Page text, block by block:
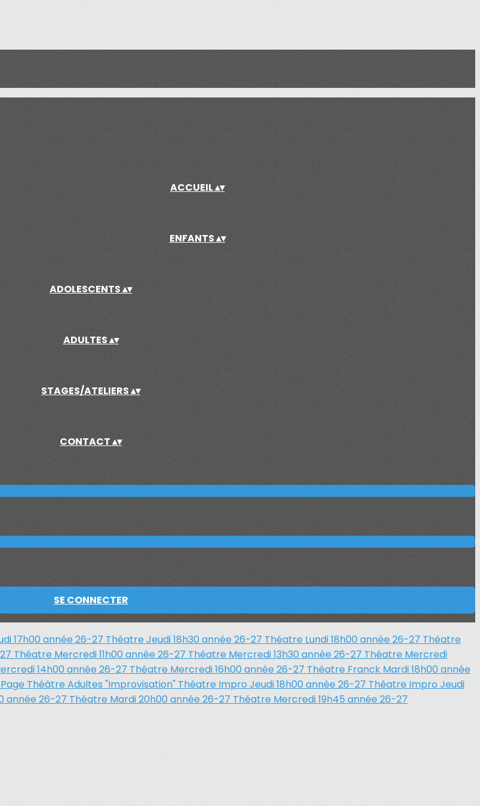
ACCUEIL▴▾
ENFANTS▴▾
ADOLESCENTS▴▾
ADULTES▴▾
STAGES/ATELIERS▴▾
CONTACT▴▾
SE CONNECTER
17h00 année 26-27 Théatre Jeudi 18h30 année 26-27 Théatre Lundi 18h00 année 26-27 Théatre
Théatre Mercredi 11h00 année 26-27 Théatre Mercredi 13h30 année 26-27 Théatre Mercredi
14h00 année 26-27 Théatre Mercredi 16h00 année 26-27 Théatre Franck Mardi 18h00 année
Page Théâtre Adultes "Improvisation" Théatre Impro Jeudi 18h00 année 26-27 Théatre Impro Jeudi
année 26-27 Théatre Mardi 20h00 année 26-27 Théatre Mercredi 19h45 année 26-27